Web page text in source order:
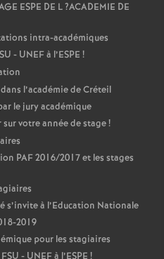
ESPE DE L?ACADEMIE DE
intra-académiques
- UNEFà l’ESPE !
l’académie de Créteil
le jury académique
votre année de stage!
PAF2016/2017 et les stages
s’invite à l’Education Nationale
2019
pour les stagiaires